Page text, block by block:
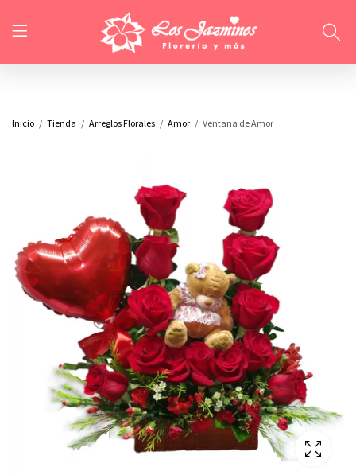
Inicio Tienda Arreglos Florales Amor Ventana de Amor